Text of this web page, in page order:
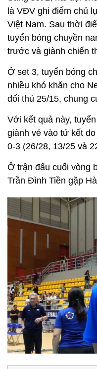
là VĐV ghi điểm chủ
Việt Nam. Sau thời
tuyển bóng chuyền
trước và giành chiến
Ở set 3, tuyển bóng
nhiều khó khăn cho
đối thủ 25/15, chung
Với kết quả này,
giành vé vào tứ kết
0-3 (26/28, 13/25 và
Ở trận đấu cuối vòng
Trần Đình Tiền gặp